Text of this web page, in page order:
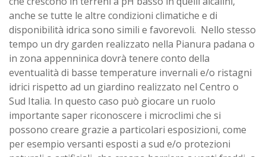
anche se tutte le altre condizioni climatiche e di
disponibilità idrica sono simili e favorevoli. Nello stesso
tempo un dry garden realizzato nella Pianura padana o
in zona appenninica dovrà tenere conto della
eventualità di basse temperature invernali e/o ristagni
idrici rispetto ad un giardino realizzato nel Centro o
Sud Italia. In questo caso può giocare un ruolo
importante saper riconoscere i microclimi che si
possono creare grazie a particolari esposizioni, come
per esempio versanti esposti a sud e/o protezioni